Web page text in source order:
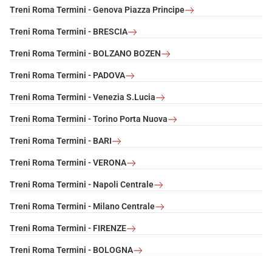
Treni Roma Termini - Genova Piazza Principe
Treni Roma Termini - BRESCIA
Treni Roma Termini - BOLZANO BOZEN
Treni Roma Termini - PADOVA
Treni Roma Termini - Venezia S.Lucia
Treni Roma Termini - Torino Porta Nuova
Treni Roma Termini - BARI
Treni Roma Termini - VERONA
Treni Roma Termini - Napoli Centrale
Treni Roma Termini - Milano Centrale
Treni Roma Termini - FIRENZE
Treni Roma Termini - BOLOGNA